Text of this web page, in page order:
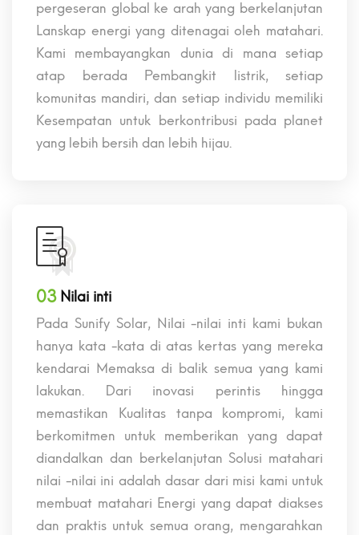
pergeseran global ke arah yang berkelanjutan
Lanskap energi yang ditenagai oleh matahari.
Kami membayangkan dunia di mana setiap
atap berada Pembangkit listrik, setiap
komunitas mandiri, dan setiap individu memiliki
Kesempatan untuk berkontribusi pada planet
yang lebih bersih dan lebih hijau.
03 Nilai inti
Pada Sunify Solar, Nilai -nilai inti kami bukan
hanya kata -kata di atas kertas yang mereka
kendarai Memaksa di balik semua yang kami
lakukan. Dari inovasi perintis hingga
memastikan Kualitas tanpa kompromi, kami
berkomitmen untuk memberikan yang dapat
diandalkan dan berkelanjutan Solusi matahari
nilai -nilai ini adalah dasar dari misi kami untuk
membuat matahari Energi yang dapat diakses
dan praktis untuk semua orang, mengarahkan